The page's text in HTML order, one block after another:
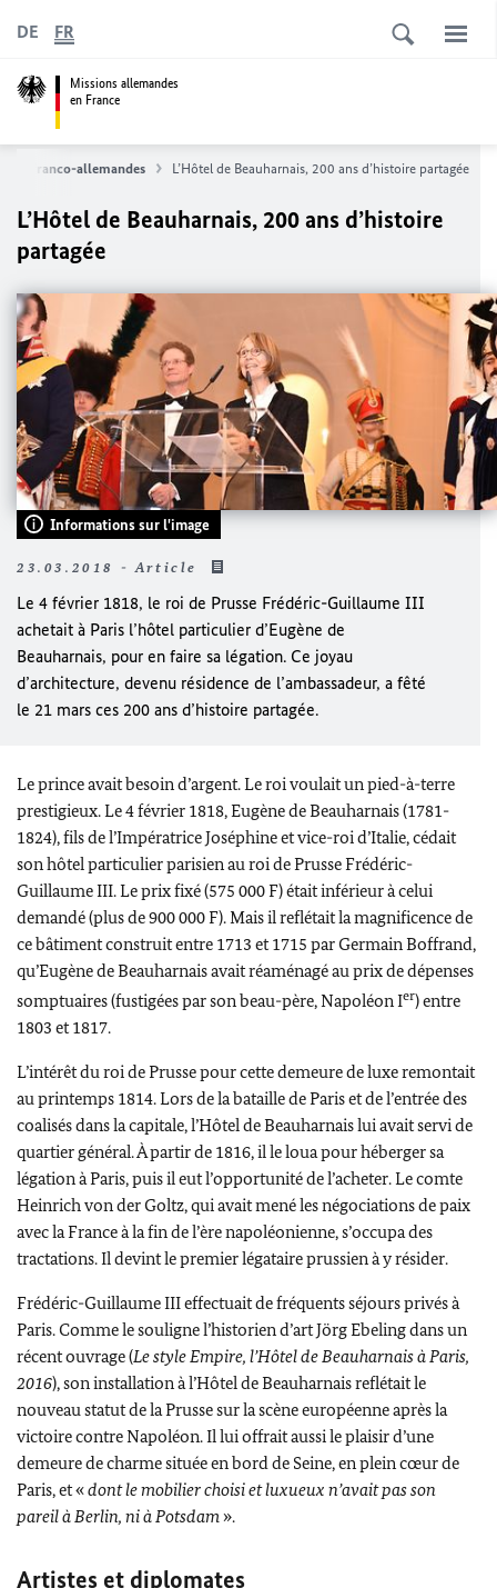
Missions allemandes
en France
DE FR
franco-allemandes L’Hôtel de Beauharnais, 200 ans d’histoire partagée
L’Hôtel de Beauharnais, 200 ans d’histoire
partagée
Informations sur l'image
23.03.2018 - Article
Le 4 février 1818, le roi de Prusse Frédéric-Guillaume III
achetait à Paris l’hôtel particulier d’Eugène de
Beauharnais, pour en faire sa légation. Ce joyau
d’architecture, devenu résidence de l’ambassadeur, a fêté
le 21 mars ces 200 ans d’histoire partagée.
Le prince avait besoin d’argent. Le roi voulait un pied-à-terre
prestigieux. Le 4 février 1818, Eugène de Beauharnais (1781-
1824), fils de l’Impératrice Joséphine et vice-roi d’Italie, cédait
son hôtel particulier parisien au roi de Prusse Frédéric-
Guillaume III. Le prix fixé (575 000 F) était inférieur à celui
demandé (plus de 900 000 F). Mais il reflétait la magnificence de
ce bâtiment construit entre 1713 et 1715 par Germain Boffrand,
qu’Eugène de Beauharnais avait réaménagé au prix de dépenses
somptuaires (fustigées par son beau-père, Napoléon Ier) entre
1803 et 1817.
L’intérêt du roi de Prusse pour cette demeure de luxe remontait
au printemps 1814. Lors de la bataille de Paris et de l’entrée des
coalisés dans la capitale, l’Hôtel de Beauharnais lui avait servi de
quartier général. À partir de 1816, il le loua pour héberger sa
légation à Paris, puis il eut l’opportunité de l’acheter. Le comte
Heinrich von der Goltz, qui avait mené les négociations de paix
avec la France à la fin de l’ère napoléonienne, s’occupa des
tractations. Il devint le premier légataire prussien à y résider.
Frédéric-Guillaume III effectuait de fréquents séjours privés à
Paris. Comme le souligne l’historien d’art Jörg Ebeling dans un
récent ouvrage (Le style Empire, l’Hôtel de Beauharnais à Paris,
2016), son installation à l’Hôtel de Beauharnais reflétait le
nouveau statut de la Prusse sur la scène européenne après la
victoire contre Napoléon. Il lui offrait aussi le plaisir d’une
demeure de charme située en bord de Seine, en plein cœur de
Paris, et «dont le mobilier choisi et luxueux n’avait pas son
pareil à Berlin, ni à Potsdam».
Artistes et diplomates